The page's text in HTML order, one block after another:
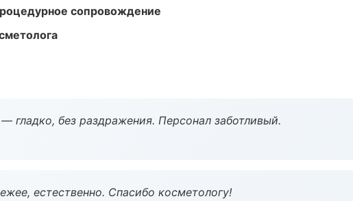
сопровождение
гладко, без раздражения. Персонал заботливый.
естественно. Спасибо косметологу!